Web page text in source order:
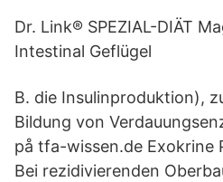
Dr. Link® SPEZIAL-DIÄT
Intestinal Geflügel
B. die Insulinproduktion),
Bildung von
på tfa-wissen.de Exokrine
Bei rezidivierenden